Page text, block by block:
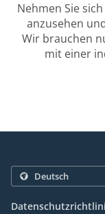
Nehmen Sie
anzusehen
Wir brauchen
mit einer